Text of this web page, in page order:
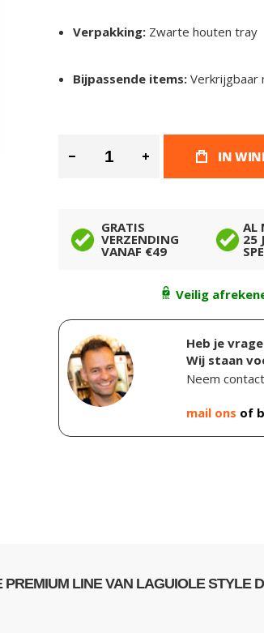
Verpakking: Zwarte houten tray
Bijpassende items: Verkrijgbaar
IN
GRATIS
VERZENDING
VANAF €49
AL
25
Veilig
Heb je
Wij staan
Neem
mail ons of
LINE VAN LAGUIOLE STYLE